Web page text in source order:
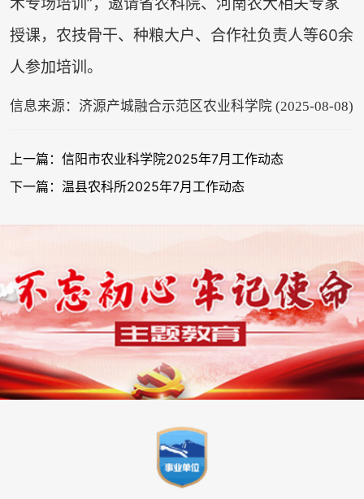
术专场培训”，邀请省农科院、河南农大相关专家
授课，农技骨干、种粮大户、合作社负责人等60余
人参加培训。
信息来源：济源产城融合示范区农业科学院 (2025-08-08)
上一篇：信阳市农业科学院2025年7月工作动态
下一篇：温县农科所2025年7月工作动态